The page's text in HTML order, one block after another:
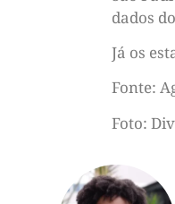
dados
Já os
Fonte:
Foto: